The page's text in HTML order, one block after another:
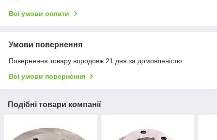
Всі умови оплати
Умови повернення
Повернення товару впродовж 21 дня за домовленістю
Всі умови повернення
Подібні товари компанії